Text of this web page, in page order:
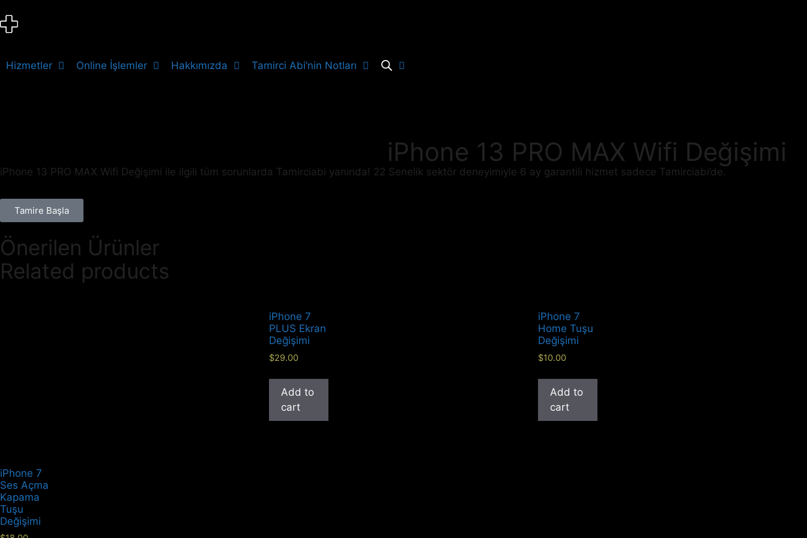
Hizmetler Online İşlemler Hakkımızda Tamirci Abi’nin Notları
iPhone 13 PRO MAX Wifi Değişimi
iPhone 13 PRO MAX Wifi Değişimi ile ilgili tüm sorunlarda Tamirciabi yanında! 22 Senelik sektör deneyimiyle 6 ay garantili hizmet sadece Tamirciabi’de.
Tamire Başla
Önerilen Ürünler
Related products
iPhone 7
PLUS Ekran
Değişimi
$29.00
Add to
cart
iPhone 7
Home Tuşu
Değişimi
$10.00
Add to
cart
iPhone 7
Ses Açma
Kapama
Tuşu
Değişimi